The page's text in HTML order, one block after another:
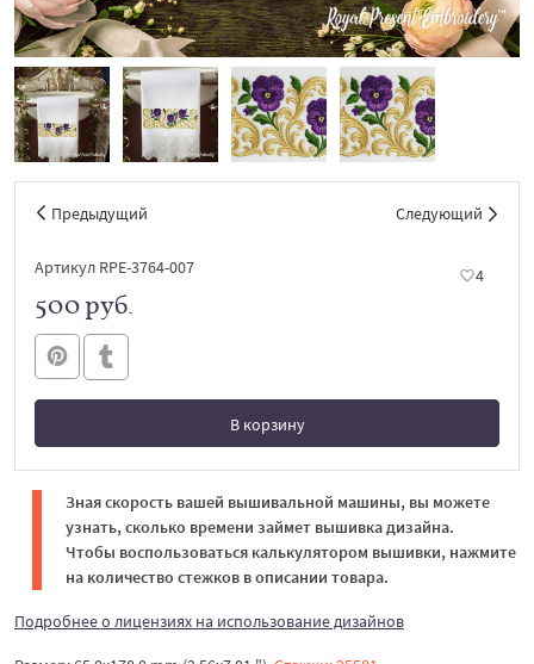
Предыдущий Следующий
Артикул RPE-3764-007 4
500 руб.
В корзину
В корзине
Зная скорость вашей вышивальной машины, вы можете
узнать, сколько времени займет вышивка дизайна.
Чтобы воспользоваться калькулятором вышивки, нажмите
на количество стежков в описании товара.
Подробнее о лицензиях на использование дизайнов